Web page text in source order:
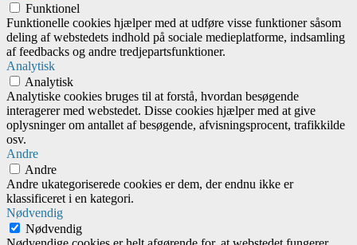
Funktionel
Funktionelle cookies hjælper med at udføre visse funktioner såsom
deling af webstedets indhold på sociale medieplatforme, indsamling
af feedbacks og andre tredjepartsfunktioner.
Analytisk
Analytisk
Analytiske cookies bruges til at forstå, hvordan besøgende
interagerer med webstedet. Disse cookies hjælper med at give
oplysninger om antallet af besøgende, afvisningsprocent, trafikkilde
osv.
Andre
Andre
Andre ukategoriserede cookies er dem, der endnu ikke er
klassificeret i en kategori.
Nødvendig
Nødvendig